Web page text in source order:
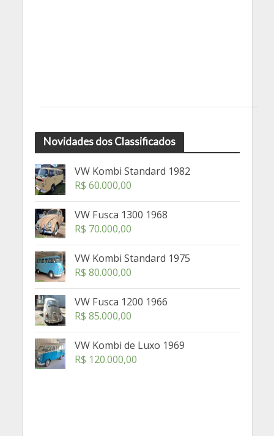
Novidades dos Classificados
VW Kombi Standard 1982
R$ 60.000,00
VW Fusca 1300 1968
R$ 70.000,00
VW Kombi Standard 1975
R$ 80.000,00
VW Fusca 1200 1966
R$ 85.000,00
VW Kombi de Luxo 1969
R$ 120.000,00